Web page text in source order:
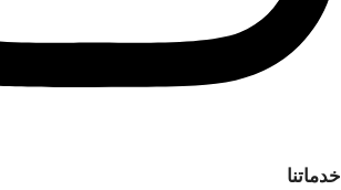
خدماتنا